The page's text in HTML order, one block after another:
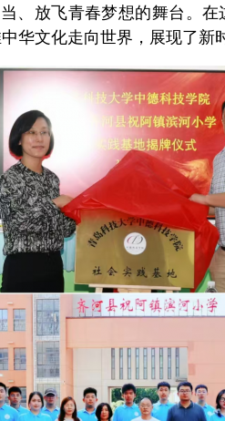
、放飞青春梦想的舞台。
华文化走向世界，展现了新